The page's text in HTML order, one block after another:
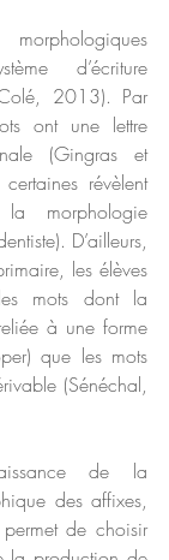
d’écriture
Colé, 2013). Par
ont une lettre
(Gingras et
révèlent
morphologie
D’ailleurs,
les élèves
mots dont la
à une forme
que les mots
(Sénéchal,
de la
des affixes,
de choisir